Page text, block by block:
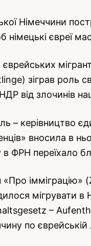
Німеччини
євреї
зіграв роль
від злочинів
– керівництво
вносила в
ФРН переїхало
мігрувати в
–
по єврейській